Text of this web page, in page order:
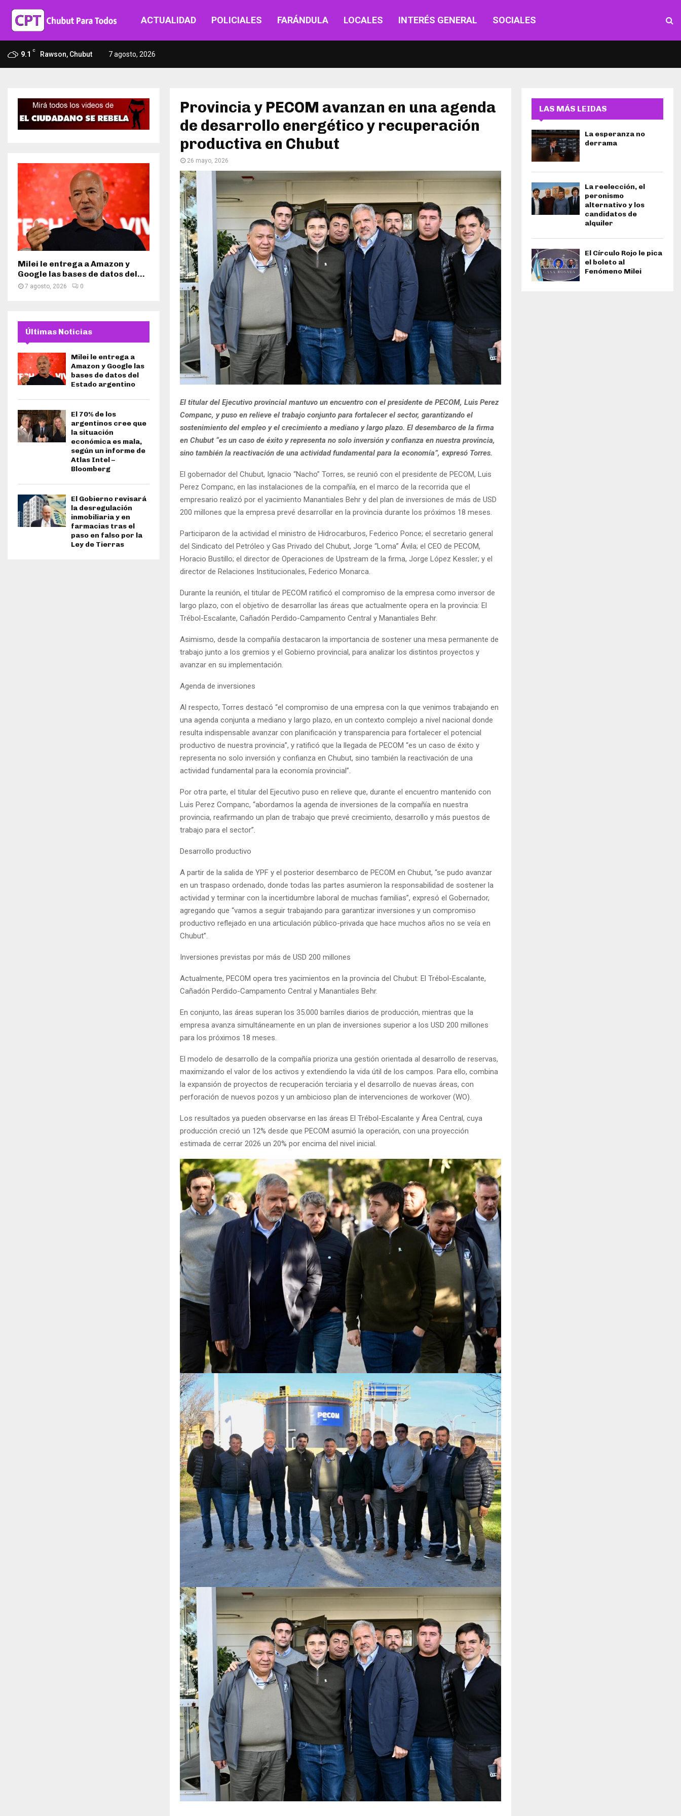
ACTUALIDAD POLICIALES FARÁNDULA LOCALES INTERÉS GENERAL SOCIALES
9.1 C Rawson, Chubut 7 agosto, 2026
Provincia y PECOM avanzan en una agenda
de desarrollo energético y recuperación
productiva en Chubut
26 mayo, 2026
El titular del Ejecutivo provincial mantuvo un encuentro con el presidente de PECOM, Luis Perez
Companc, y puso en relieve el trabajo conjunto para fortalecer el sector, garantizando el
sostenimiento del empleo y el crecimiento a mediano y largo plazo. El desembarco de la firma
en Chubut “es un caso de éxito y representa no solo inversión y confianza en nuestra provincia,
sino también la reactivación de una actividad fundamental para la economía”, expresó Torres.
El gobernador del Chubut, Ignacio “Nacho” Torres, se reunió con el presidente de PECOM, Luis
Perez Companc, en las instalaciones de la compañía, en el marco de la recorrida que el
empresario realizó por el yacimiento Manantiales Behr y del plan de inversiones de más de USD
200 millones que la empresa prevé desarrollar en la provincia durante los próximos 18 meses.
Participaron de la actividad el ministro de Hidrocarburos, Federico Ponce; el secretario general
del Sindicato del Petróleo y Gas Privado del Chubut, Jorge “Loma” Ávila; el CEO de PECOM,
Horacio Bustillo; el director de Operaciones de Upstream de la firma, Jorge López Kessler; y el
director de Relaciones Institucionales, Federico Monarca.
Durante la reunión, el titular de PECOM ratificó el compromiso de la empresa como inversor de
largo plazo, con el objetivo de desarrollar las áreas que actualmente opera en la provincia: El
Trébol-Escalante, Cañadón Perdido-Campamento Central y Manantiales Behr.
Asimismo, desde la compañía destacaron la importancia de sostener una mesa permanente de
trabajo junto a los gremios y el Gobierno provincial, para analizar los distintos proyectos y
avanzar en su implementación.
Agenda de inversiones
Al respecto, Torres destacó “el compromiso de una empresa con la que venimos trabajando en
una agenda conjunta a mediano y largo plazo, en un contexto complejo a nivel nacional donde
resulta indispensable avanzar con planificación y transparencia para fortalecer el potencial
productivo de nuestra provincia”, y ratificó que la llegada de PECOM “es un caso de éxito y
representa no solo inversión y confianza en Chubut, sino también la reactivación de una
actividad fundamental para la economía provincial”.
Por otra parte, el titular del Ejecutivo puso en relieve que, durante el encuentro mantenido con
Luis Perez Companc, “abordamos la agenda de inversiones de la compañía en nuestra
provincia, reafirmando un plan de trabajo que prevé crecimiento, desarrollo y más puestos de
trabajo para el sector”.
Desarrollo productivo
A partir de la salida de YPF y el posterior desembarco de PECOM en Chubut, “se pudo avanzar
en un traspaso ordenado, donde todas las partes asumieron la responsabilidad de sostener la
actividad y terminar con la incertidumbre laboral de muchas familias”, expresó el Gobernador,
agregando que “vamos a seguir trabajando para garantizar inversiones y un compromiso
productivo reflejado en una articulación público-privada que hace muchos años no se veía en
Chubut”.
Inversiones previstas por más de USD 200 millones
Actualmente, PECOM opera tres yacimientos en la provincia del Chubut: El Trébol-Escalante,
Cañadón Perdido-Campamento Central y Manantiales Behr.
En conjunto, las áreas superan los 35.000 barriles diarios de producción, mientras que la
empresa avanza simultáneamente en un plan de inversiones superior a los USD 200 millones
para los próximos 18 meses.
El modelo de desarrollo de la compañía prioriza una gestión orientada al desarrollo de reservas,
maximizando el valor de los activos y extendiendo la vida útil de los campos. Para ello, combina
la expansión de proyectos de recuperación terciaria y el desarrollo de nuevas áreas, con
perforación de nuevos pozos y un ambicioso plan de intervenciones de workover (WO).
Los resultados ya pueden observarse en las áreas El Trébol-Escalante y Área Central, cuya
producción creció un 12% desde que PECOM asumió la operación, con una proyección
estimada de cerrar 2026 un 20% por encima del nivel inicial.
Milei le entrega a Amazon y
Google las bases de datos del...
7 agosto, 2026 0
Últimas Noticias
Milei le entrega a
Amazon y Google las
bases de datos del
Estado argentino
El 70% de los
argentinos cree que
la situación
económica es mala,
según un informe de
Atlas Intel –
Bloomberg
El Gobierno revisará
la desregulación
inmobiliaria y en
farmacias tras el
paso en falso por la
Ley de Tierras
LAS MÁS LEIDAS
La esperanza no
derrama
La reelección, el
peronismo
alternativo y los
candidatos de
alquiler
El Círculo Rojo le pica
el boleto al
Fenómeno Milei